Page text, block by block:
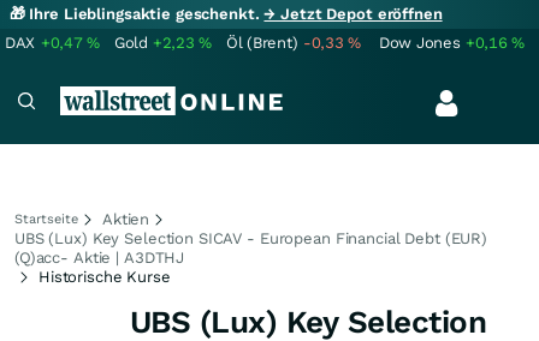
🎁 Ihre Lieblingsaktie geschenkt.→ Jetzt Depot eröffnen
DAX +0,47% Gold +2,23% Öl (Brent) -0,33% Dow Jones +0,16%
Startseite
Aktien
UBS (Lux) Key Selection SICAV - European Financial Debt (EUR)
(Q)acc- Aktie | A3DTHJ
Historische Kurse
UBS (Lux) Key Selection